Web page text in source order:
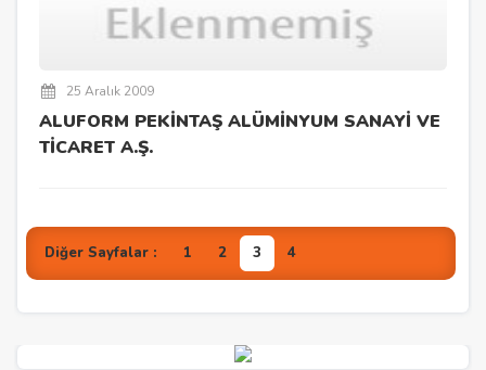
25 Aralık 2009
ALUFORM PEKİNTAŞ ALÜMİNYUM SANAYİ VE
TİCARET A.Ş.
Diğer Sayfalar : 1 2 3 4